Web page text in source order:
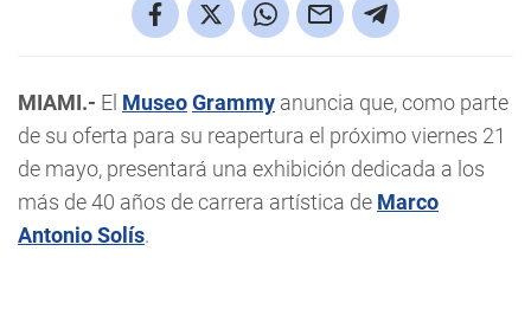
MIAMI.- El MuseoGrammy anuncia que, como parte
de su oferta para su reapertura el próximo viernes 21
de mayo, presentará una exhibición dedicada a los
más de 40 años de carrera artística de Marco
Antonio Solís.